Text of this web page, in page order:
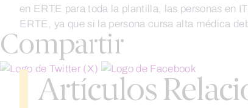
en ERTE para toda la plantilla, las personas en
ERTE, ya que si la persona cursa alta médica
Compartir
Artículos